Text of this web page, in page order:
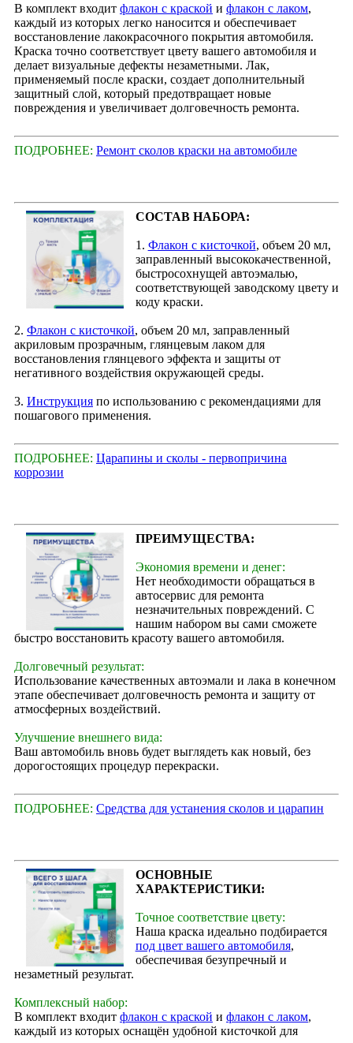
В комплект входит флакон с краской и флакон с лаком,
каждый из которых легко наносится и обеспечивает
восстановление лакокрасочного покрытия автомобиля.
Краска точно соответствует цвету вашего автомобиля и
делает визуальные дефекты незаметными. Лак,
применяемый после краски, создает дополнительный
защитный слой, который предотвращает новые
повреждения и увеличивает долговечность ремонта.
ПОДРОБНЕЕ: Ремонт сколов краски на автомобиле
СОСТАВ НАБОРА:
1. Флакон с кисточкой, объем 20 мл,
заправленный высококачественной,
быстросохнущей автоэмалью,
соответствующей заводскому цвету и
коду краски.
2. Флакон с кисточкой, объем 20 мл, заправленный
акриловым прозрачным, глянцевым лаком для
восстановления глянцевого эффекта и защиты от
негативного воздействия окружающей среды.
3. Инструкция по использованию с рекомендациями для
пошагового применения.
ПОДРОБНЕЕ: Царапины и сколы - первопричина
коррозии
ПРЕИМУЩЕСТВА:
Экономия времени и денег:
Нет необходимости обращаться в
автосервис для ремонта
незначительных повреждений. С
нашим набором вы сами сможете
быстро восстановить красоту вашего автомобиля.
Долговечный результат:
Использование качественных автоэмали и лака в конечном
этапе обеспечивает долговечность ремонта и защиту от
атмосферных воздействий.
Улучшение внешнего вида:
Ваш автомобиль вновь будет выглядеть как новый, без
дорогостоящих процедур перекраски.
ПОДРОБНЕЕ: Средства для устанения сколов и царапин
ОСНОВНЫЕ
ХАРАКТЕРИСТИКИ:
Точное соответствие цвету:
Наша краска идеально подбирается
под цвет вашего автомобиля,
обеспечивая безупречный и
незаметный результат.
Комплексный набор:
В комплект входит флакон с краской и флакон с лаком,
каждый из которых оснащён удобной кисточкой для